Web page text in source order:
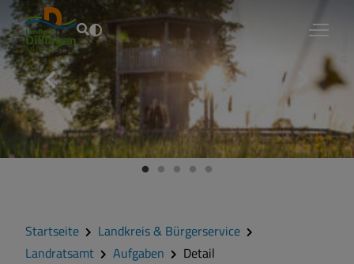
Fouad Vollmer
Startseite
Landkreis & Bürgerservice
Landratsamt
Aufgaben Detail